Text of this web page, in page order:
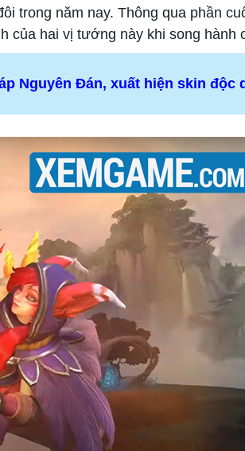
trong năm nay. Thông qua phần
của hai vị tướng này khi song hành
Nguyên Đán, xuất hiện skin độc